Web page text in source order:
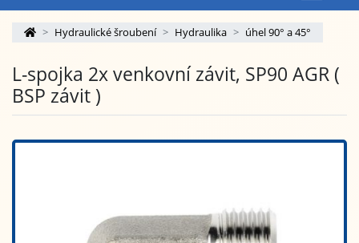
Hydraulické šroubení Hydraulika úhel 90° a 45°
L-spojka 2x venkovní závit, SP90 AGR (
BSP závit )